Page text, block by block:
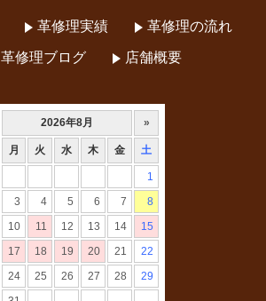
革修理実績 革修理の流れ
革修理ブログ 店舗概要